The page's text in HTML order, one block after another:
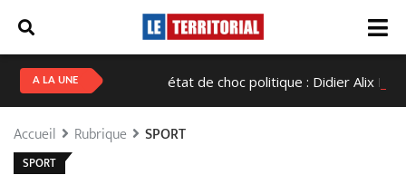
A LA UNEHaïti en état de choc politique : Didier Alix Fils-Aimé
Accueil Rubrique SPORT
SPORT